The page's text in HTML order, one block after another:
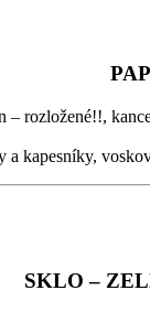
– rozložené!!,
a kapesníky,
SKLO –